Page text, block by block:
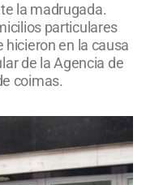
la madrugada.
particulares
en la causa
de la Agencia de
coimas.